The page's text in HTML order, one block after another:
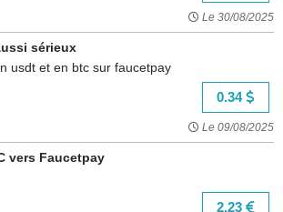
Le 30/08/2025
sérieux
usdt et en btc sur faucetpay
0.34
Le 09/08/2025
vers Faucetpay
2.23